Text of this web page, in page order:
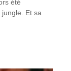
été
Et sa